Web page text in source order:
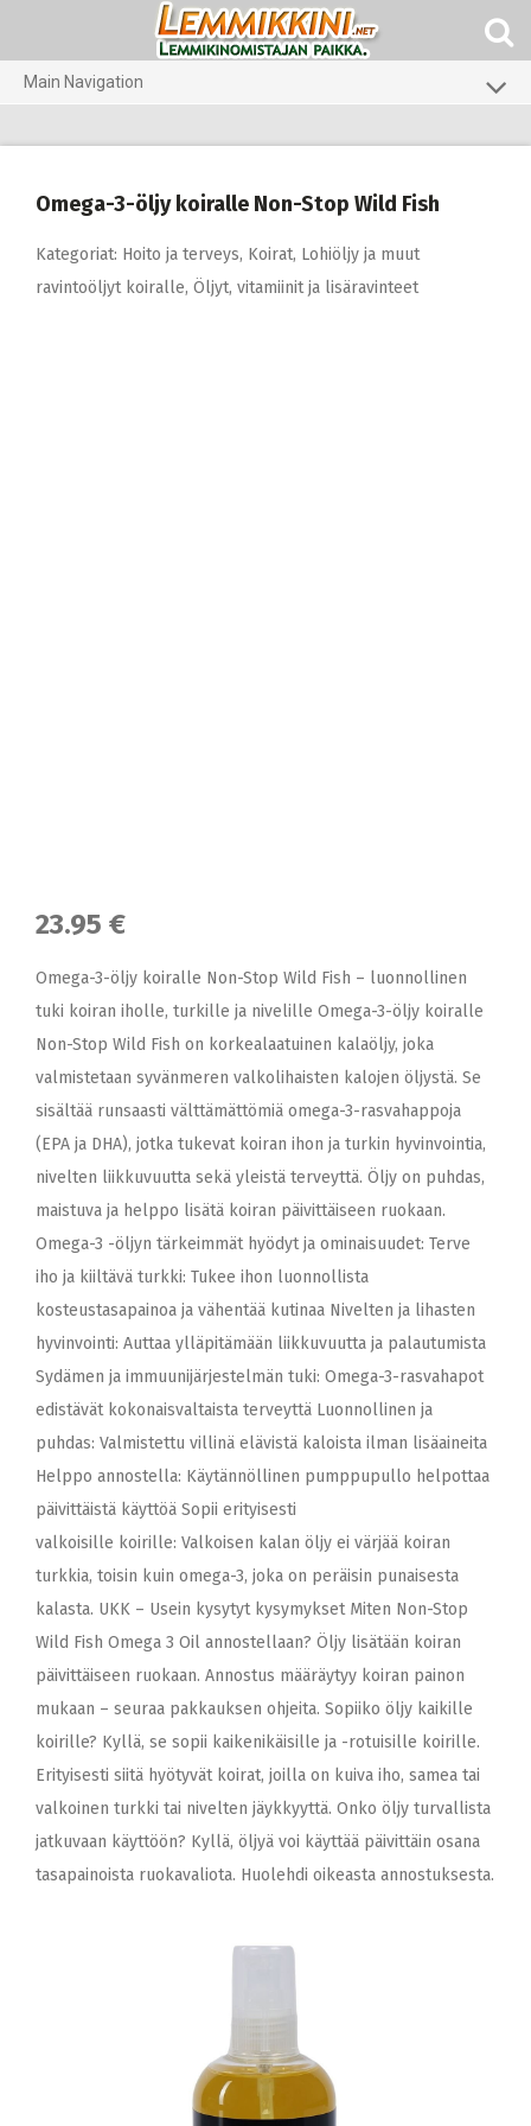
Main Navigation
Eläinlääkäriruoat
Koti ja piha
Omega-3-öljy koiralle Non-Stop Wild Fish
Kategoriat: Hoito ja terveys, Koirat, Lohiöljy ja muut
ravintoöljyt koiralle, Öljyt, vitamiinit ja lisäravinteet
23.95 €
Omega-3-öljy koiralle Non-Stop Wild Fish – luonnollinen
tuki koiran iholle, turkille ja nivelille Omega-3-öljy koiralle
Non-Stop Wild Fish on korkealaatuinen kalaöljy, joka
valmistetaan syvänmeren valkolihaisten kalojen öljystä. Se
sisältää runsaasti välttämättömiä omega-3-rasvahappoja
(EPA ja DHA), jotka tukevat koiran ihon ja turkin hyvinvointia,
nivelten liikkuvuutta sekä yleistä terveyttä. Öljy on puhdas,
maistuva ja helppo lisätä koiran päivittäiseen ruokaan.
Omega-3 -öljyn tärkeimmät hyödyt ja ominaisuudet: Terve
iho ja kiiltävä turkki: Tukee ihon luonnollista
kosteustasapainoa ja vähentää kutinaa Nivelten ja lihasten
hyvinvointi: Auttaa ylläpitämään liikkuvuutta ja palautumista
Sydämen ja immuunijärjestelmän tuki: Omega-3-rasvahapot
edistävät kokonaisvaltaista terveyttä Luonnollinen ja
puhdas: Valmistettu villinä elävistä kaloista ilman lisäaineita
Helppo annostella: Käytännöllinen pumppupullo helpottaa
päivittäistä käyttöä Sopii erityisesti
valkoisille koirille: Valkoisen kalan öljy ei värjää koiran
turkkia, toisin kuin omega-3, joka on peräisin punaisesta
kalasta. UKK – Usein kysytyt kysymykset Miten Non-Stop
Wild Fish Omega 3 Oil annostellaan? Öljy lisätään koiran
päivittäiseen ruokaan. Annostus määräytyy koiran painon
mukaan – seuraa pakkauksen ohjeita. Sopiiko öljy kaikille
koirille? Kyllä, se sopii kaikenikäisille ja -rotuisille koirille.
Erityisesti siitä hyötyvät koirat, joilla on kuiva iho, samea tai
valkoinen turkki tai nivelten jäykkyyttä. Onko öljy turvallista
jatkuvaan käyttöön? Kyllä, öljyä voi käyttää päivittäin osana
tasapainoista ruokavaliota. Huolehdi oikeasta annostuksesta.